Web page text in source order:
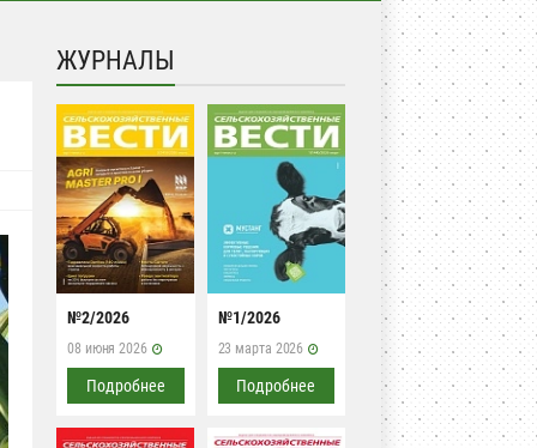
ЖУРНАЛЫ
№2/2026
08 июня 2026
Подробнее
№1/2026
23 марта 2026
Подробнее